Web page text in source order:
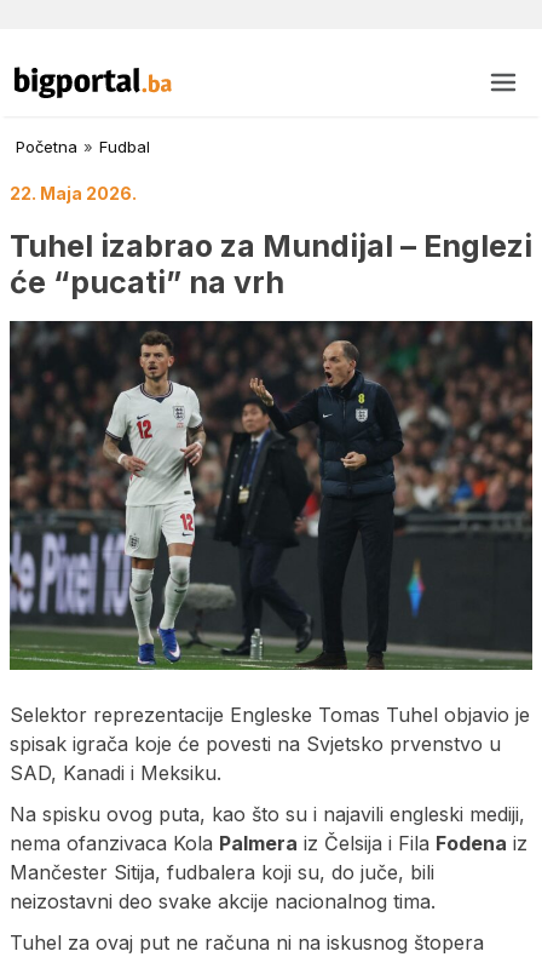
Početna » Fudbal
22. Maja 2026.
Tuhel izabrao za Mundijal – Englezi
će “pucati” na vrh
Selektor reprezentacije Engleske Tomas Tuhel objavio je
spisak igrača koje će povesti na Svjetsko prvenstvo u
SAD, Kanadi i Meksiku.
Na spisku ovog puta, kao što su i najavili engleski mediji,
nema ofanzivaca Kola Palmera iz Čelsija i Fila Fodena iz
Mančester Sitija, fudbalera koji su, do juče, bili
neizostavni deo svake akcije nacionalnog tima.
Tuhel za ovaj put ne računa ni na iskusnog štopera